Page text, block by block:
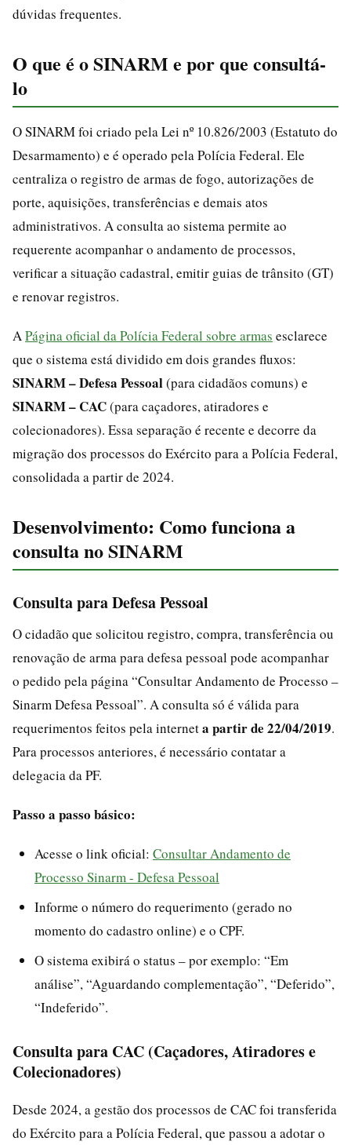
dúvidas frequentes.
O que é o SINARM e por que consultá-
lo
O SINARM foi criado pela Lei nº 10.826/2003 (Estatuto do
Desarmamento) e é operado pela Polícia Federal. Ele
centraliza o registro de armas de fogo, autorizações de
porte, aquisições, transferências e demais atos
administrativos. A consulta ao sistema permite ao
requerente acompanhar o andamento de processos,
verificar a situação cadastral, emitir guias de trânsito (GT)
e renovar registros.
A Página oficial da Polícia Federal sobre armas esclarece
que o sistema está dividido em dois grandes fluxos:
SINARM – Defesa Pessoal(para cidadãos comuns) e
SINARM – CAC(para caçadores, atiradores e
colecionadores). Essa separação é recente e decorre da
migração dos processos do Exército para a Polícia Federal,
consolidada a partir de 2024.
Desenvolvimento: Como funciona a
consulta no SINARM
Consulta para Defesa Pessoal
O cidadão que solicitou registro, compra, transferência ou
renovação de arma para defesa pessoal pode acompanhar
o pedido pela página “Consultar Andamento de Processo –
Sinarm Defesa Pessoal”. A consulta só é válida para
requerimentos feitos pela interneta partir de 22/04/2019.
Para processos anteriores, é necessário contatar a
delegacia da PF.
Passo a passo básico:
Acesse o link oficial: Consultar Andamento de
Processo Sinarm - Defesa Pessoal
Informe o número do requerimento (gerado no
momento do cadastro online) e o CPF.
O sistema exibirá o status – por exemplo: “Em
análise”, “Aguardando complementação”, “Deferido”,
“Indeferido”.
Consulta para CAC (Caçadores, Atiradores e
Colecionadores)
Desde 2024, a gestão dos processos de CAC foi transferida
do Exército para a Polícia Federal, que passou a adotar o